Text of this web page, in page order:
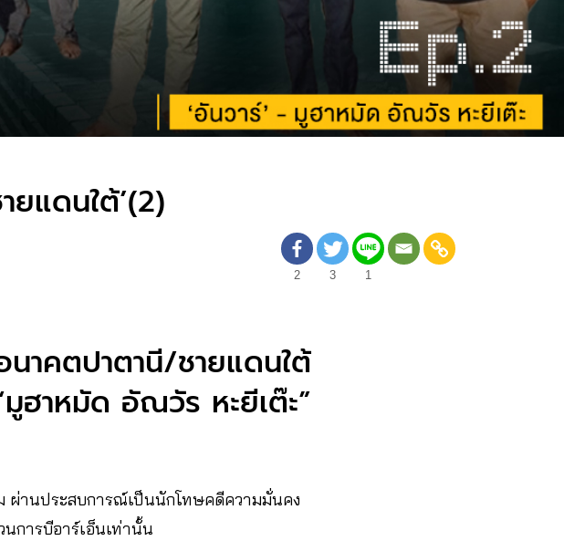
แดนใต้’(2)
2 3 1
าคตปาตานี/ชายแดนใต้
าหมัด อัณวัร หะยีเต๊ะ”
ผ่านประสบการณ์เป็นนักโทษคดีความมั่นคง
การบีอาร์เอ็นเท่านั้น